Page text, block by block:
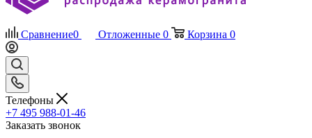
Сравнение0 Отложенные 0 Корзина 0
Телефоны
+7 495 988-01-46
Заказать звонок